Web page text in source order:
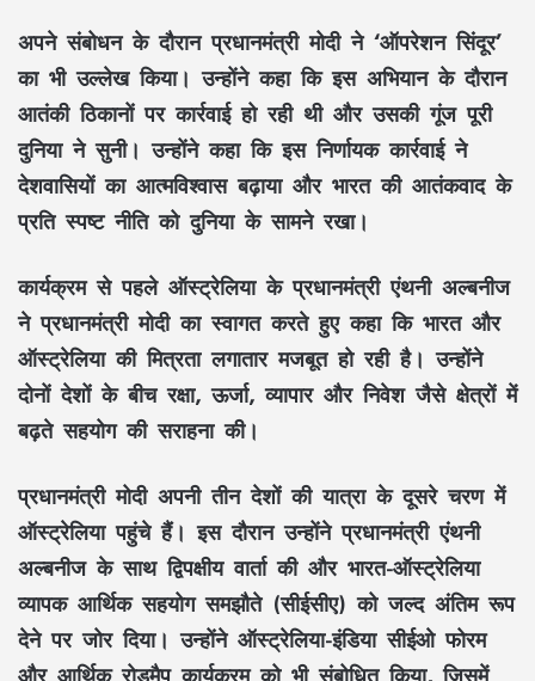
अपने संबोधन के दौरान प्रधानमंत्री मोदी ने ‘ऑपरेशन सिंदूर’
का भी उल्लेख किया। उन्होंने कहा कि इस अभियान के दौरान
आतंकी ठिकानों पर कार्रवाई हो रही थी और उसकी गूंज पूरी
दुनिया ने सुनी। उन्होंने कहा कि इस निर्णायक कार्रवाई ने
देशवासियों का आत्मविश्वास बढ़ाया और भारत की आतंकवाद के
प्रति स्पष्ट नीति को दुनिया के सामने रखा।
कार्यक्रम से पहले ऑस्ट्रेलिया के प्रधानमंत्री एंथनी अल्बनीज
ने प्रधानमंत्री मोदी का स्वागत करते हुए कहा कि भारत और
ऑस्ट्रेलिया की मित्रता लगातार मजबूत हो रही है। उन्होंने
दोनों देशों के बीच रक्षा, ऊर्जा, व्यापार और निवेश जैसे क्षेत्रों में
बढ़ते सहयोग की सराहना की।
प्रधानमंत्री मोदी अपनी तीन देशों की यात्रा के दूसरे चरण में
ऑस्ट्रेलिया पहुंचे हैं। इस दौरान उन्होंने प्रधानमंत्री एंथनी
अल्बनीज के साथ द्विपक्षीय वार्ता की और भारत-ऑस्ट्रेलिया
व्यापक आर्थिक सहयोग समझौते (सीईसीए) को जल्द अंतिम रूप
देने पर जोर दिया। उन्होंने ऑस्ट्रेलिया-इंडिया सीईओ फोरम